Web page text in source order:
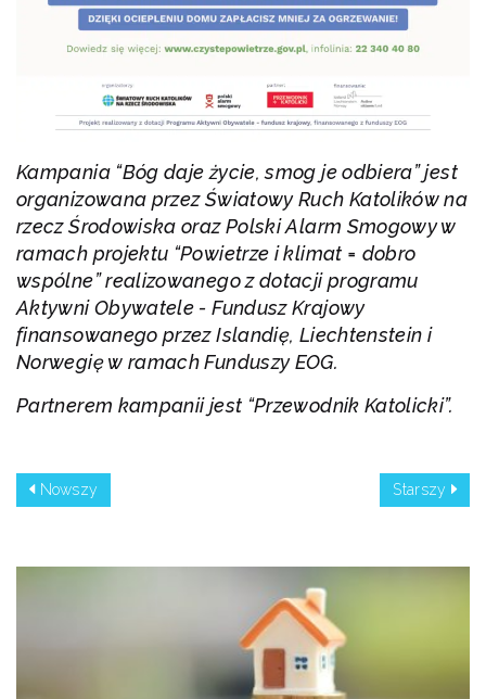
Kampania “Bóg daje życie, smog je odbiera” jest
organizowana przez Światowy Ruch Katolików na
rzecz Środowiska oraz Polski Alarm Smogowy w
ramach projektu “Powietrze i klimat = dobro
wspólne” realizowanego z dotacji programu
Aktywni Obywatele - Fundusz Krajowy
finansowanego przez Islandię, Liechtenstein i
Norwegię w ramach Funduszy EOG.
Partnerem kampanii jest “Przewodnik Katolicki”.
Nowszy Starszy